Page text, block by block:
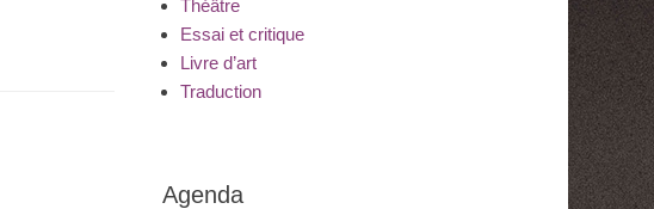
Théâtre
Essai et critique
Livre d’art
Traduction
Agenda